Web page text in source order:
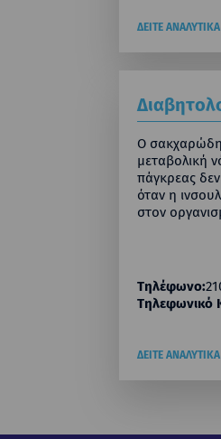
ΔΕΙΤΕ ΑΝΑΛΥΤΙΚΑ
Ο
μεταβολική
πάγκρεας
όταν η
στον
Τηλέφωνο:
Τηλεφωνικό
ΔΕΙΤΕ ΑΝΑΛΥΤΙΚΑ